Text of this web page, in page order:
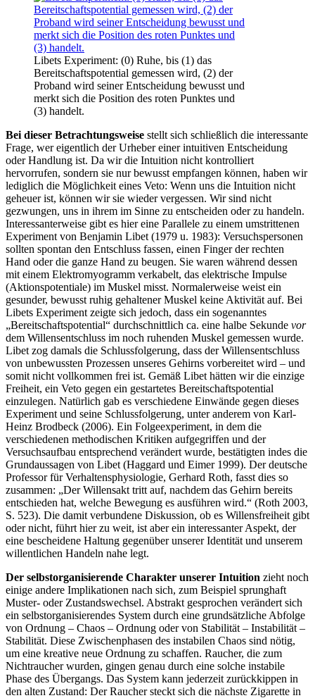
Libets Experiment: (0) Ruhe, bis (1) das
Bereitschaftspotential gemessen wird, (2) der
Proband wird seiner Entscheidung bewusst und
merkt sich die Position des roten Punktes und
(3) handelt.
Bei dieser Betrachtungsweise stellt sich schließlich die interessante
Frage, wer eigentlich der Urheber einer intuitiven Entscheidung
oder Handlung ist. Da wir die Intuition nicht kontrolliert
hervorrufen, sondern sie nur bewusst empfangen können, haben wir
lediglich die Möglichkeit eines Veto: Wenn uns die Intuition nicht
geheuer ist, können wir sie wieder vergessen. Wir sind nicht
gezwungen, uns in ihrem im Sinne zu entscheiden oder zu handeln.
Interessanterweise gibt es hier eine Parallele zu einem umstrittenen
Experiment von Benjamin Libet (1979 u. 1983): Versuchspersonen
sollten spontan den Entschluss fassen, einen Finger der rechten
Hand oder die ganze Hand zu beugen. Sie waren während dessen
mit einem Elektromyogramm verkabelt, das elektrische Impulse
(Aktionspotentiale) im Muskel misst. Normalerweise weist ein
gesunder, bewusst ruhig gehaltener Muskel keine Aktivität auf. Bei
Libets Experiment zeigte sich jedoch, dass ein sogenanntes
„Bereitschaftspotential“ durchschnittlich ca. eine halbe Sekunde vor
dem Willensentschluss im noch ruhenden Muskel gemessen wurde.
Libet zog damals die Schlussfolgerung, dass der Willensentschluss
von unbewussten Prozessen unseres Gehirns vorbereitet wird – und
somit nicht vollkommen frei ist. Gemäß Libet hätten wir die einzige
Freiheit, ein Veto gegen ein gestartetes Bereitschaftspotential
einzulegen. Natürlich gab es verschiedene Einwände gegen dieses
Experiment und seine Schlussfolgerung, unter anderem von Karl-
Heinz Brodbeck (2006). Ein Folgeexperiment, in dem die
verschiedenen methodischen Kritiken aufgegriffen und der
Versuchsaufbau entsprechend verändert wurde, bestätigten indes die
Grundaussagen von Libet (Haggard und Eimer 1999). Der deutsche
Professor für Verhaltensphysiologie, Gerhard Roth, fasst dies so
zusammen: „Der Willensakt tritt auf, nachdem das Gehirn bereits
entschieden hat, welche Bewegung es ausführen wird.“ (Roth 2003,
S. 523). Die damit verbundene Diskussion, ob es Willensfreiheit gibt
oder nicht, führt hier zu weit, ist aber ein interessanter Aspekt, der
eine bescheidene Haltung gegenüber unserer Identität und unserem
willentlichen Handeln nahe legt.
Der selbstorganisierende Charakter unserer Intuition zieht noch
einige andere Implikationen nach sich, zum Beispiel sprunghaft
Muster- oder Zustandswechsel. Abstrakt gesprochen verändert sich
ein selbstorganisierendes System durch eine grundsätzliche Abfolge
von Ordnung – Chaos – Ordnung oder von Stabilität – Instabilität –
Stabilität. Diese Zwischenphasen des instabilen Chaos sind nötig,
um eine kreative neue Ordnung zu schaffen. Raucher, die zum
Nichtraucher wurden, gingen genau durch eine solche instabile
Phase des Übergangs. Das System kann jederzeit zurückkippen in
den alten Zustand: Der Raucher steckt sich die nächste Zigarette in